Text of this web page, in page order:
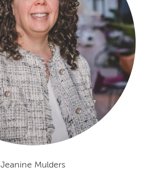
Jeanine Mulders